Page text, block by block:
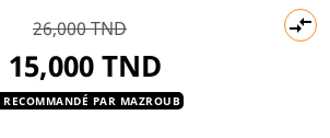

26,000 TND
15,000 TND
RECOMMANDÉ PAR MAZROUB